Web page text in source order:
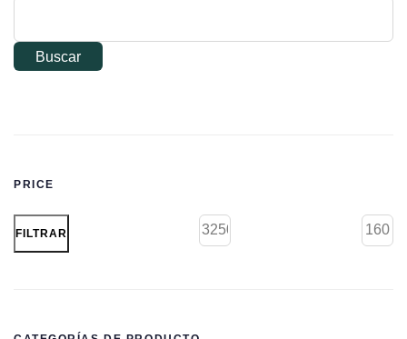
Buscar
PRICE
FILTRAR